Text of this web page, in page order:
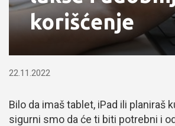
korišćenje
22.11.2022
Bilo da imaš tablet, iPad ili planiraš
sigurni smo da će ti biti potrebni i